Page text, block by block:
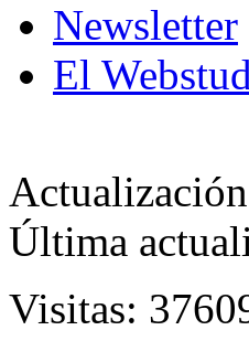
Newsletter
El
Última
Visitas: